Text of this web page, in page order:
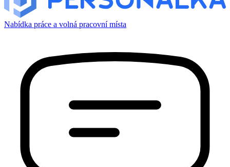
Nabídka práce a volná pracovní místa